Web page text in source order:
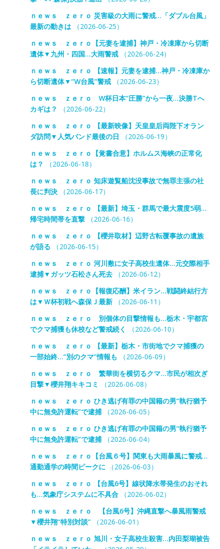
ｎｅｗｓ ｚｅｒｏ 災害級の大雨に警戒…「ダブル台風」
最新の動きは（2026-06-25）
ｎｅｗｓ ｚｅｒｏ【元妻を逮捕】神戸・冷凍庫から切断
遺体▼九州・四国…大雨警戒（2026-06-24）
ｎｅｗｓ ｚｅｒｏ 【速報】元妻を逮捕…神戸・冷凍庫か
ら切断遺体▼“W台風”警戒（2026-06-23）
ｎｅｗｓ ｚｅｒｏ W杯日本“圧勝”から一夜…決勝Tへ
カギは？
（2026-06-22）
ｎｅｗｓ ｚｅｒｏ 【最新映像】天皇皇后両陛下オラン
ダ訪問▼人気バンド最後の日 （2026-06-19）
ｎｅｗｓ ｚｅｒｏ【覚書合意】ホルムス海峡の正常化
は？
（2026-06-18）
ｎｅｗｓ ｚｅｒｏ 知床遊覧船沈没事故で無罪主張の社
長に判決（2026-06-17）
ｎｅｗｓ ｚｅｒｏ 【最新】埼玉・群馬で最大震度5弱…
帰宅時間帯を直撃（2026-06-16）
ｎｅｗｓ ｚｅｒｏ 【櫻井取材】辺野古転覆事故の遺族
が語る （2026-06-15）
ｎｅｗｓ ｚｅｒｏ 河川敷に女子高校生遺体…元交際相手
逮捕▼ガッツ石松さん死去（2026-06-12）
ｎｅｗｓ ｚｅｒｏ【報復応酬】米イラン…戦闘終結行方
は▼Ｗ杯初戦へ森保Ｊ最新（2026-06-11）
ｎｅｗｓ ｚｅｒｏ 別個体の目撃情報も…栃木・宇都宮
でクマ捕獲も休校など警戒続く
（2026-06-10）
ｎｅｗｓ ｚｅｒｏ 【最新】栃木・市街地でクマ捕獲の
一部始終…“別のクマ”情報も （2026-06-09）
ｎｅｗｓ ｚｅｒｏ 繁華街を横切るクマ…市民が相次ぎ
目撃▼櫻井翔キキコミ
（2026-06-08）
ｎｅｗｓ ｚｅｒｏ ひき逃げ有罪の中国籍の男“執行猶予
中に無免許運転”で逮捕（2026-06-05）
ｎｅｗｓ ｚｅｒｏ ひき逃げ有罪の中国籍の男“執行猶予
中に無免許運転”で逮捕（2026-06-04）
ｎｅｗｓ ｚｅｒｏ【台風６号】関東も大雨暴風に警戒…
通勤通学の時間ピークに （2026-06-03）
ｎｅｗｓ ｚｅｒｏ 【台風6号】線状降水帯発生のおそれ
も…気象庁システムに不具合（2026-06-02）
ｎｅｗｓ ｚｅｒｏ 【台風6号】沖縄直撃へ暴風雨警戒
▼櫻井翔“特別対談”（2026-06-01）
ｎｅｗｓ ｚｅｒｏ 旭川・女子高校生殺害…内田梨瑚被告